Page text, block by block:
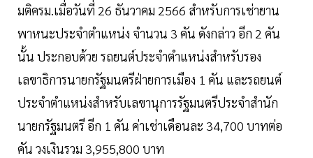
มติครม.เมื่อวันที่ 26 ธันวาคม 2566 สำหรับการเช่ายาน
พาหนะประจำตำแหน่ง จำนวน 3 คัน ดังกล่าว อีก 2 คัน
นั้น ประกอบด้วย รถยนต์ประจำตำแหน่งสำหรับรอง
เลขาธิการนายกรัฐมนตรีฝ่ายการเมือง 1 คัน และรถยนต์
ประจำตำแหน่งสำหรับเลขานุการรัฐมนตรีประจำสำนัก
นายกรัฐมนตรี อีก 1 คัน ค่าเช่าเดือนละ 34,700 บาทต่อ
คัน วงเงินรวม 3,955,800 บาท